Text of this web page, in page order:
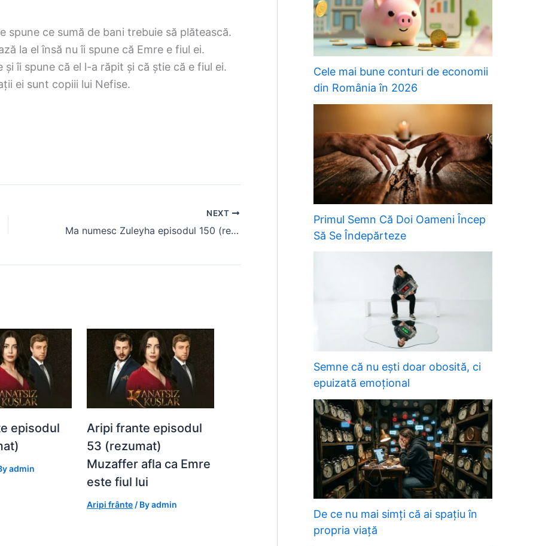
ce sumă de bani trebuie să plătească.
la el însă nu îi spune că Emre e fiul ei.
îi spune că el l-a răpit și că știe că e fiul ei.
ei sunt copiii lui Nefise.
NEXT
Ma numesc Zuleyha episodul 150 (rezumat)
episodul
admin
Aripi frante episodul
53 (rezumat)
Muzaffer afla ca Emre
este fiul lui
Aripi frânte/ Byadmin
Cele mai bune conturi de economii
din România în 2026
Primul Semn Că Doi Oameni Încep
Să Se Îndepărteze
Semne că nu ești doar obosită, ci
epuizată emoțional
De ce nu mai simți că ai spațiu în
propria viață